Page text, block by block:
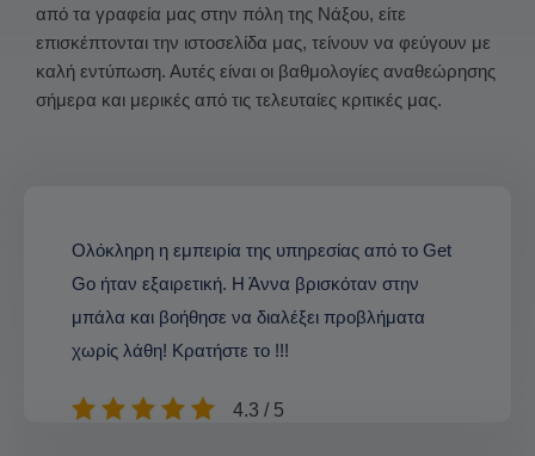
από τα γραφεία μας στην πόλη της Νάξου, είτε
επισκέπτονται την ιστοσελίδα μας, τείνουν να φεύγουν με
καλή εντύπωση. Αυτές είναι οι βαθμολογίες αναθεώρησης
σήμερα και μερικές από τις τελευταίες κριτικές μας.
Ολόκληρη η εμπειρία της υπηρεσίας από το Get
Go ήταν εξαιρετική. Η Άννα βρισκόταν στην
μπάλα και βοήθησε να διαλέξει προβλήματα
χωρίς λάθη! Κρατήστε το !!!
4.3 / 5